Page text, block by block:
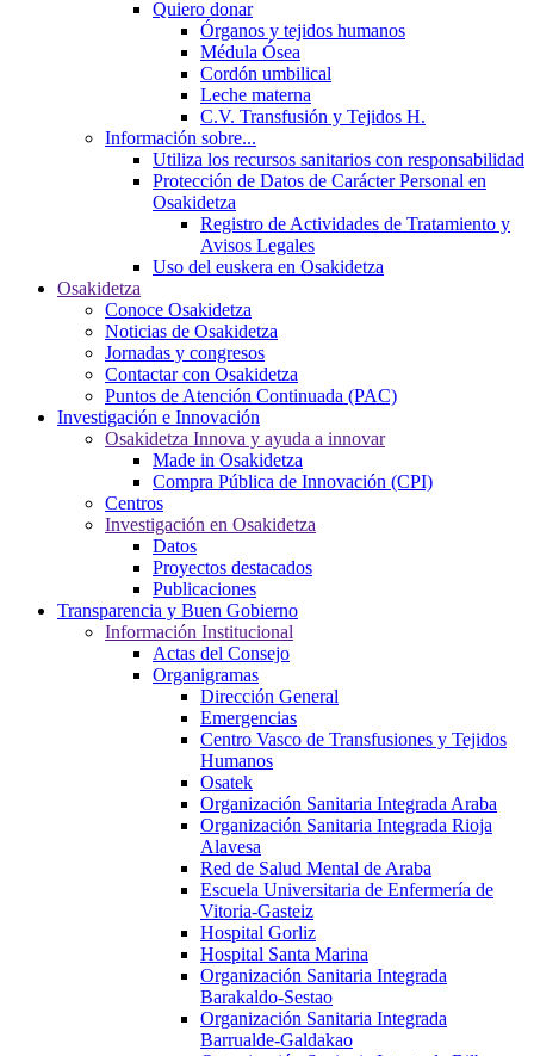
Quiero donar
Órganos y tejidos humanos
Médula Ósea
Cordón umbilical
Leche materna
C.V. Transfusión y Tejidos H.
Información sobre...
Utiliza los recursos sanitarios con responsabilidad
Protección de Datos de Carácter Personal en
Osakidetza
Registro de Actividades de Tratamiento y
Avisos Legales
Uso del euskera en Osakidetza
Osakidetza
Conoce Osakidetza
Noticias de Osakidetza
Jornadas y congresos
Contactar con Osakidetza
Puntos de Atención Continuada (PAC)
Investigación e Innovación
Osakidetza Innova y ayuda a innovar
Made in Osakidetza
Compra Pública de Innovación (CPI)
Centros
Investigación en Osakidetza
Datos
Proyectos destacados
Publicaciones
Transparencia y Buen Gobierno
Información Institucional
Actas del Consejo
Organigramas
Dirección General
Emergencias
Centro Vasco de Transfusiones y Tejidos
Humanos
Osatek
Organización Sanitaria Integrada Araba
Organización Sanitaria Integrada Rioja
Alavesa
Red de Salud Mental de Araba
Escuela Universitaria de Enfermería de
Vitoria-Gasteiz
Hospital Gorliz
Hospital Santa Marina
Organización Sanitaria Integrada
Barakaldo-Sestao
Organización Sanitaria Integrada
Barrualde-Galdakao